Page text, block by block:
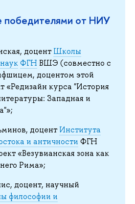
победителями от НИУ
доцент Школы
ФГН ВШЭ (совместно с
доцентом этой
«Редизайн курса "История
Западная и
доцент Института
и античности ФГН
«Везувианская зона как
Рима»;
доцент, научный
философии и